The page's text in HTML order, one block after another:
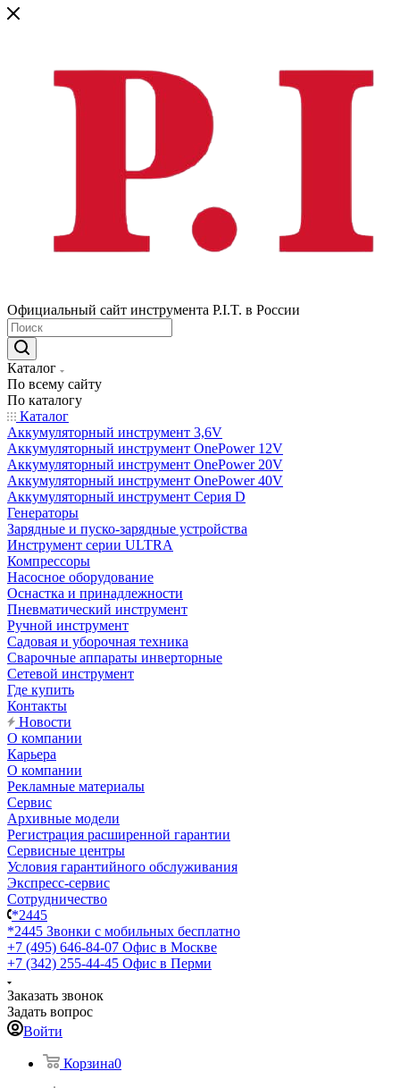
Официальный сайт инструмента P.I.T. в России
Каталог
По всему сайту
По каталогу
Каталог
Аккумуляторный инструмент 3,6V
Аккумуляторный инструмент OnePower 12V
Аккумуляторный инструмент OnePower 20V
Аккумуляторный инструмент OnePower 40V
Аккумуляторный инструмент Серия D
Генераторы
Зарядные и пуско-зарядные устройства
Инструмент серии ULTRA
Компрессоры
Насосное оборудование
Оснастка и принадлежности
Пневматический инструмент
Ручной инструмент
Садовая и уборочная техника
Сварочные аппараты инверторные
Сетевой инструмент
Где купить
Контакты
Новости
О компании
Карьера
О компании
Рекламные материалы
Сервис
Архивные модели
Регистрация расширенной гарантии
Сервисные центры
Условия гарантийного обслуживания
Экспресс-сервис
Сотрудничество
*2445
*2445 Звонки с мобильных бесплатно
+7 (495) 646-84-07 Офис в Москве
+7 (342) 255-44-45 Офис в Перми
Заказать звонок
Задать вопрос
Войти
Корзина0